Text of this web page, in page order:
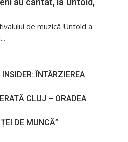
de muzică Untold a
ÎNTÂRZIEREA
CLUJ – ORADEA
DE MUNCĂ”